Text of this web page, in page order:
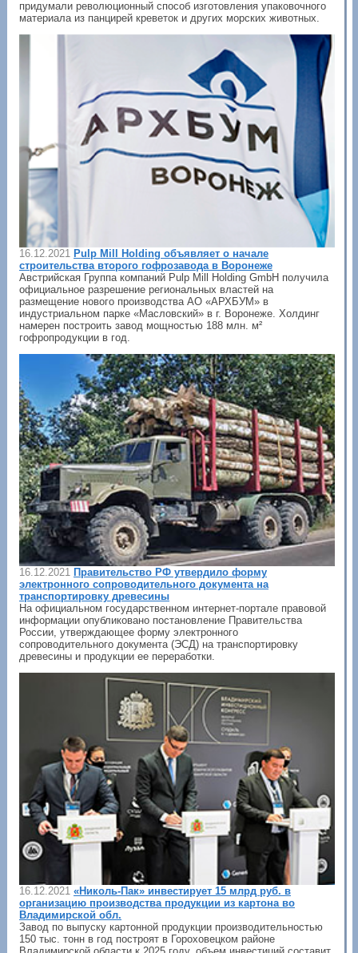
придумали революционный способ изготовления упаковочного
материала из панцирей креветок и других морских животных.
16.12.2021 Pulp Mill Holding объявляет о начале
строительства второго гофрозавода в Воронеже
Австрийская Группа компаний Pulp Mill Holding GmbH получила
официальное разрешение региональных властей на
размещение нового производства АО «АРХБУМ» в
индустриальном парке «Масловский» в г. Воронеже. Холдинг
намерен построить завод мощностью 188 млн. м²
гофропродукции в год.
16.12.2021 Правительство РФ утвердило форму
электронного сопроводительного документа на
транспортировку древесины
На официальном государственном интернет-портале правовой
информации опубликовано постановление Правительства
России, утверждающее форму электронного
сопроводительного документа (ЭСД) на транспортировку
древесины и продукции ее переработки.
16.12.2021 «Николь-Пак» инвестирует 15 млрд руб. в
организацию производства продукции из картона во
Владимирской обл.
Завод по выпуску картонной продукции производительностью
150 тыс. тонн в год построят в Гороховецком районе